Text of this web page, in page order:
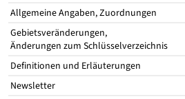
Allgemeine Angaben, Zuordnungen
Gebietsveränderungen,
Änderungen zum Schlüsselverzeichnis
Definitionen und Erläuterungen
Newsletter